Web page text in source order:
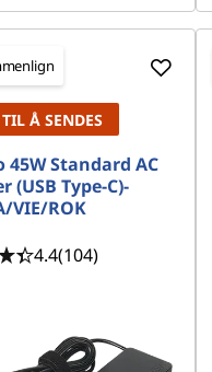
Å SENDES
45W Standard AC
(USB Type-C)-
VIE/ROK
4.4(104)